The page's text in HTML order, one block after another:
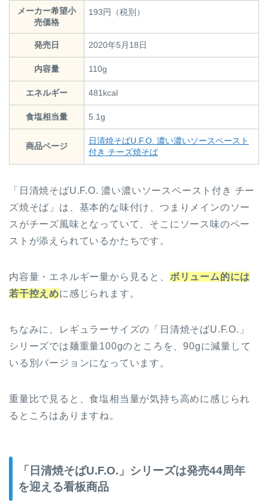
メーカー希望小
売価格
193円（税別）
発売日 2020年5月18日
内容量 110g
エネルギー 481kcal
食塩相当量 5.1g
商品ページ
日清焼そばU.F.O. 濃い濃いソースペースト
付き チーズ焼そば
「日清焼そばU.F.O. 濃い濃いソースペースト付き チー
ズ焼そば」は、基本的な味付け、つまりメインのソー
スがチーズ風味となっていて、そこにソース味のペー
ストが添えられているかたちです。
内容量・エネルギー量から見ると、 ボリューム的には
若干控えめに感じられます。
ちなみに、レギュラーサイズの「日清焼そばU.F.O.」
シリーズでは麺重量100gのところを、90gに減量して
いる別バージョンになっています。
重量比で見ると、食塩相当量が気持ち高めに感じられ
るところはありますね。
「日清焼そばU.F.O.」シリーズは発売44周年
を迎える看板商品